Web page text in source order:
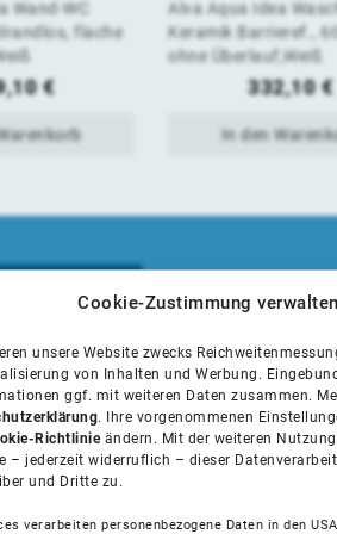
Cookie-Zustimmung verwalten
unsere Website zwecks
von Inhalten und Werbung.
ggf. mit weiteren Daten zusammen.
. Ihre vorgenommenen
Richtlinieändern. Mit der weiteren
– jederzeit widerruflich – dieser
und Dritte zu.
verarbeiten personenbezogene Daten in den
Wand-WC
flache
€
von
5
Alva Aqua Idea
Keramik Barrieref.,
ohne Überlauf,Weiß
332,10€
In den
Unsere Partner